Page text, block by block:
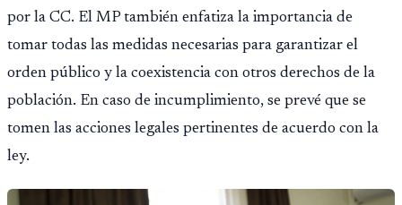
por la CC. El MP también enfatiza la importancia de
tomar todas las medidas necesarias para garantizar el
orden público y la coexistencia con otros derechos de la
población. En caso de incumplimiento, se prevé que se
tomen las acciones legales pertinentes de acuerdo con la
ley.